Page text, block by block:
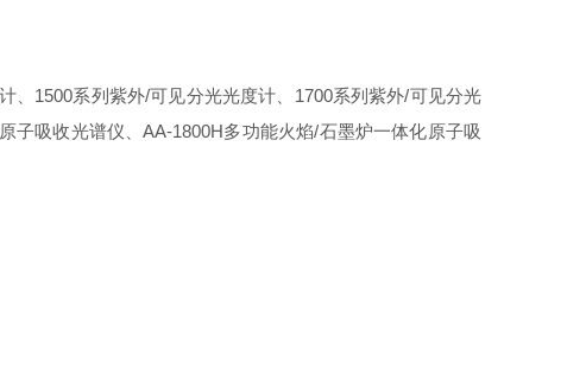
1500系列紫外/可见分光光度计、1700系列紫外/可见分光
子吸收光谱仪、AA-1800H多功能火焰/石墨炉一体化原子吸